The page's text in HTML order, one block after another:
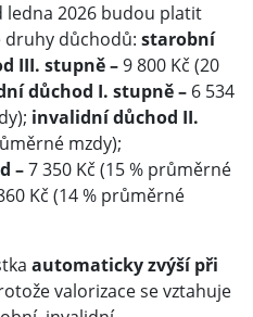
2026 budou platit
důchodů: starobní
III. stupně –9 800 Kč (20
důchod I. stupně – 6 534
invalidní důchod II.
mzdy);
–7 350 Kč (15 % průměrné
Kč (14 % průměrné
automaticky zvýší při
valorizace se vztahuje